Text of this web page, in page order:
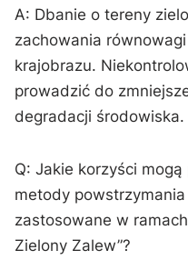
A: Dbanie‌ o⁣ tereny
zachowania
krajobrazu.
prowadzić do
degradacji środowiska.
Q: Jakie⁤ korzyści
metody
zastosowane w
Zielony⁢ Zalew”?